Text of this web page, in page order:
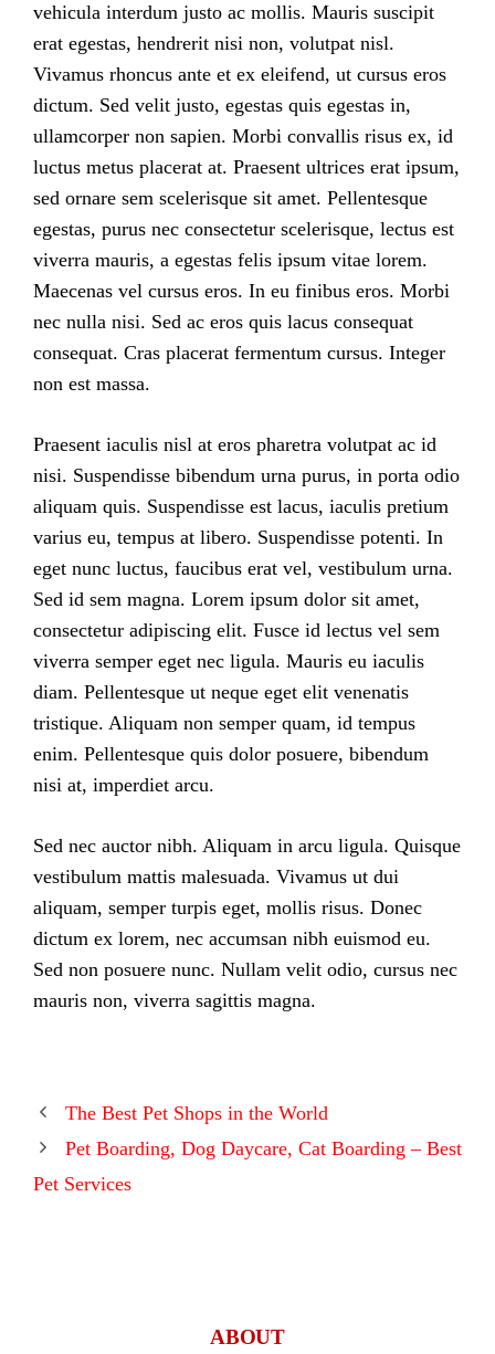
vehicula interdum justo ac mollis. Mauris suscipit
erat egestas, hendrerit nisi non, volutpat nisl.
Vivamus rhoncus ante et ex eleifend, ut cursus eros
dictum. Sed velit justo, egestas quis egestas in,
ullamcorper non sapien. Morbi convallis risus ex, id
luctus metus placerat at. Praesent ultrices erat ipsum,
sed ornare sem scelerisque sit amet. Pellentesque
egestas, purus nec consectetur scelerisque, lectus est
viverra mauris, a egestas felis ipsum vitae lorem.
Maecenas vel cursus eros. In eu finibus eros. Morbi
nec nulla nisi. Sed ac eros quis lacus consequat
consequat. Cras placerat fermentum cursus. Integer
non est massa.
Praesent iaculis nisl at eros pharetra volutpat ac id
nisi. Suspendisse bibendum urna purus, in porta odio
aliquam quis. Suspendisse est lacus, iaculis pretium
varius eu, tempus at libero. Suspendisse potenti. In
eget nunc luctus, faucibus erat vel, vestibulum urna.
Sed id sem magna. Lorem ipsum dolor sit amet,
consectetur adipiscing elit. Fusce id lectus vel sem
viverra semper eget nec ligula. Mauris eu iaculis
diam. Pellentesque ut neque eget elit venenatis
tristique. Aliquam non semper quam, id tempus
enim. Pellentesque quis dolor posuere, bibendum
nisi at, imperdiet arcu.
Sed nec auctor nibh. Aliquam in arcu ligula. Quisque
vestibulum mattis malesuada. Vivamus ut dui
aliquam, semper turpis eget, mollis risus. Donec
dictum ex lorem, nec accumsan nibh euismod eu.
Sed non posuere nunc. Nullam velit odio, cursus nec
mauris non, viverra sagittis magna.
The Best Pet Shops in the World
Pet Boarding, Dog Daycare, Cat Boarding – Best
Pet Services
ABOUT